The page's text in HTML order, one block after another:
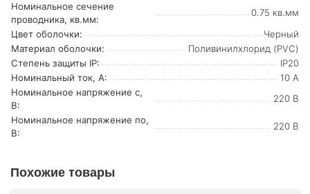
Номинальное сечение
проводника, кв.мм:
0.75 кв.мм
Цвет оболочки:
Черный
Материал оболочки:
Поливинилхлорид (PVC)
Степень защиты IP:
IP20
Номинальный ток, А:
10 А
Номинальное напряжение с,
В:
220 В
Номинальное напряжение по,
В:
220 В
Похожие товары